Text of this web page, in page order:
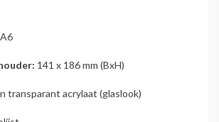
A6
141 x 186 mm (BxH)
transparant acrylaat (glaslook)